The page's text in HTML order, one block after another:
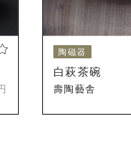
陶磁器
白萩茶碗
壽陶藝舎